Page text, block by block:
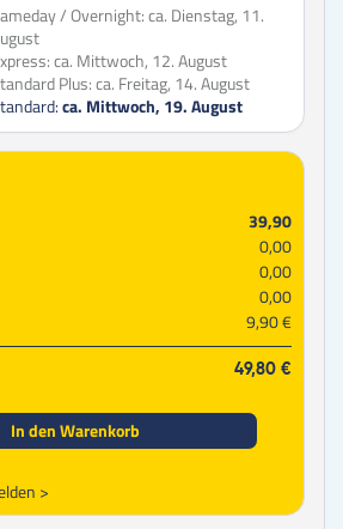
/ Overnight:ca. Dienstag, 11.
ca. Mittwoch, 12. August
Plus:ca. Freitag, 14. August
ca. Mittwoch, 19. August
39,90
0,00
0,00
0,00
9,90 €
49,80 €
In den Warenkorb
>